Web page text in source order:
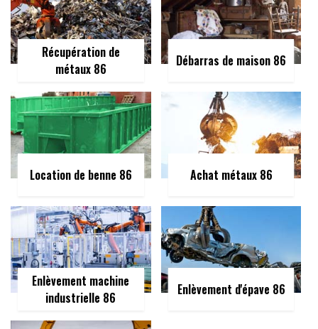
Récupération de
métaux 86
Débarras de maison 86
Location de benne 86 Achat métaux 86
Enlèvement machine
industrielle 86
Enlèvement d'épave 86